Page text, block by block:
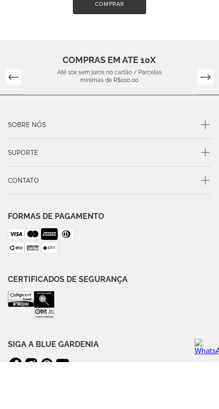
COMPRAR
COMPRAS EM ATÉ 10X
Até 10x sem juros no cartão / Parcelas
mínimas de R$100,00
SOBRE NÓS
SUPORTE
CONTATO
FORMAS DE PAGAMENTO
CERTIFICADOS DE SEGURANÇA
SIGA A BLUE GARDENIA